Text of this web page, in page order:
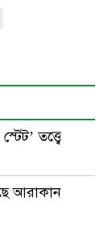
তত্ত্বে
আরাকান